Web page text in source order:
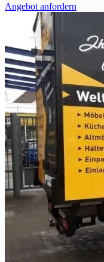
Angebot anfordern